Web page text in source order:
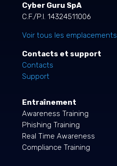
Cyber Guru SpA
C.F./P.I. 14324511006
Voir tous les emplacements
Contacts et support
Contacts
Support
Entraînement
Awareness Training
Phishing Training
Real Time Awareness
Compliance Training